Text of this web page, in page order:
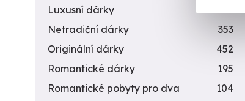
Luxusní dárky
142
Netradiční dárky
353
Originální dárky
452
Romantické dárky
195
Romantické pobyty pro dva
104